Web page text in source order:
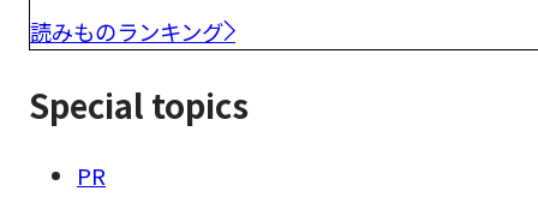
読みものランキング
Special topics
PR